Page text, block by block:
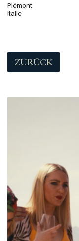
Piémont
Italie
ZURÜCK